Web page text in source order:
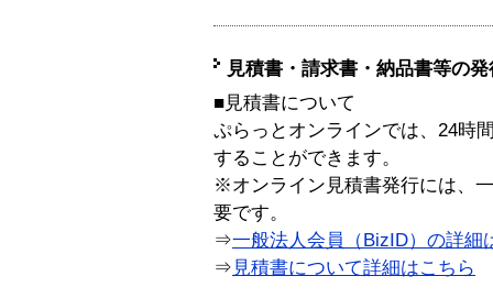
見積書・請求書・納品書等の
■見積書について
ぷらっとオンラインでは、24時
することができます。
※オンライン見積書発行には、
要です。
⇒一般法人会員（BizID）の詳細
⇒ 見積書について詳細はこちら